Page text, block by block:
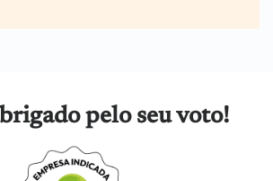
pelo seu voto!